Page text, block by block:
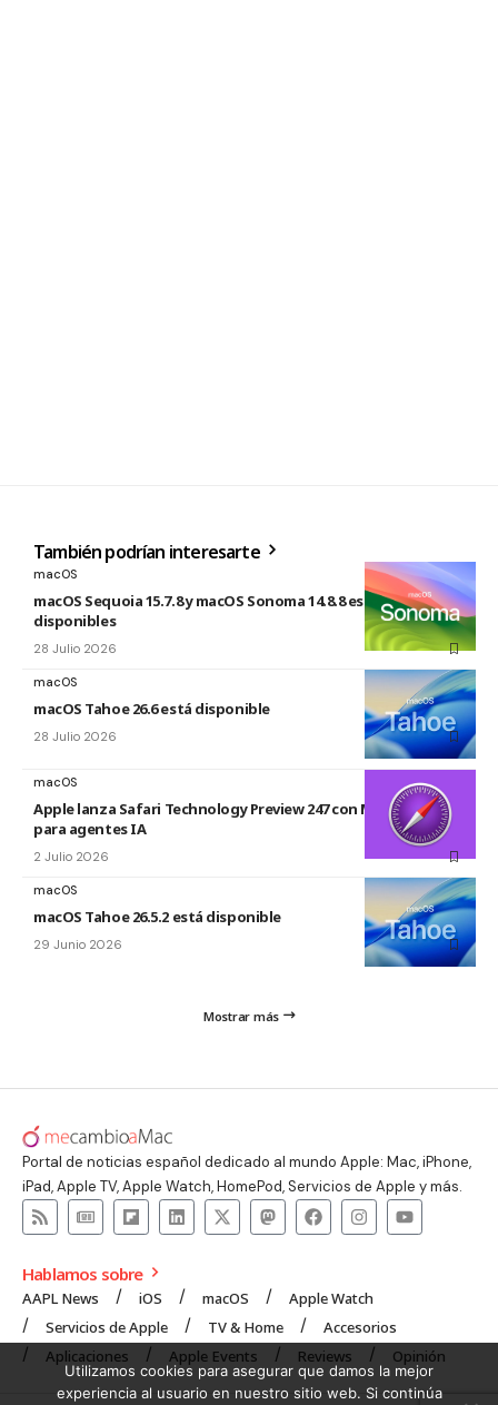
También podrían interesarte
macOS
macOS Sequoia 15.7.8 y macOS Sonoma 14.8.8 están
disponibles
28 Julio 2026
macOS
macOS Tahoe 26.6 está disponible
28 Julio 2026
macOS
Apple lanza Safari Technology Preview 247 con MCP Server
para agentes IA
2 Julio 2026
macOS
macOS Tahoe 26.5.2 está disponible
29 Junio 2026
Mostrar más
Portal de noticias español dedicado al mundo Apple: Mac, iPhone,
iPad, Apple TV, Apple Watch, HomePod, Servicios de Apple y más.
Hablamos sobre
AAPL News iOS macOS
Apple Watch
Servicios de Apple
TV & Home
Accesorios
Aplicaciones
Apple Events Reviews Opinión
Utilizamos cookies para asegurar que damos la mejor
experiencia al usuario en nuestro sitio web. Si continúa